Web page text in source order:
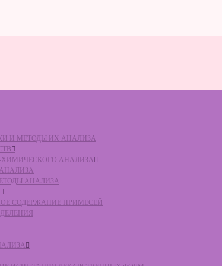
И МЕТОДЫ ИХ АНАЛИЗА
ХИМИЧЕСКОГО АНАЛИЗА
АНАЛИЗА
АНАЛИЗА
СОДЕРЖАНИЕ ПРИМЕСЕЙ